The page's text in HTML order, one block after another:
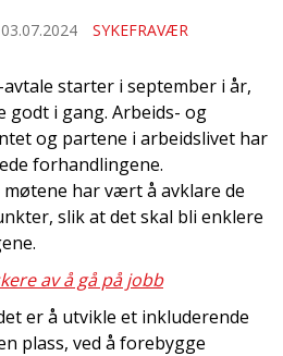
SYKEFRAVÆR
starter i september i år,
godt i gang. Arbeids- og
og partene i arbeidslivet har
forhandlingene.
har vært å avklare de
slik at det skal bli enklere
av å gå på jobb
er å utvikle et inkluderende
plass, ved å forebygge